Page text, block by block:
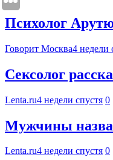
Психолог
Говорит Москва4 недели
Сексолог
Lenta.ru4 недели спустя 0
Мужчины
Lenta.ru4 недели спустя 0